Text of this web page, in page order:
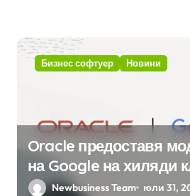
Бизнес софтуер Новини
Oracle предоставя
на Google на хиляди
бизнес приложения
Newbusiness Team юли 31,